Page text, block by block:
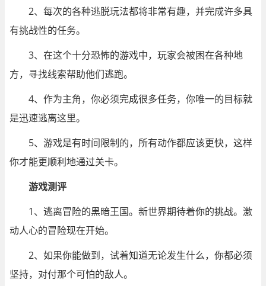
2、每次的各种逃脱玩法都将非常有趣，并完成许多具
有挑战性的任务。
3、在这个十分恐怖的游戏中，玩家会被困在各种地
方，寻找线索帮助他们逃跑。
4、作为主角，你必须完成很多任务，你唯一的目标就
是迅速逃离这里。
5、游戏是有时间限制的，所有动作都应该更快，这样
你才能更顺利地通过关卡。
游戏测评
1、逃离冒险的黑暗王国。新世界期待着你的挑战。激
动人心的冒险现在开始。
2、如果你能做到，试着知道无论发生什么，你都必须
坚持，对付那个可怕的敌人。